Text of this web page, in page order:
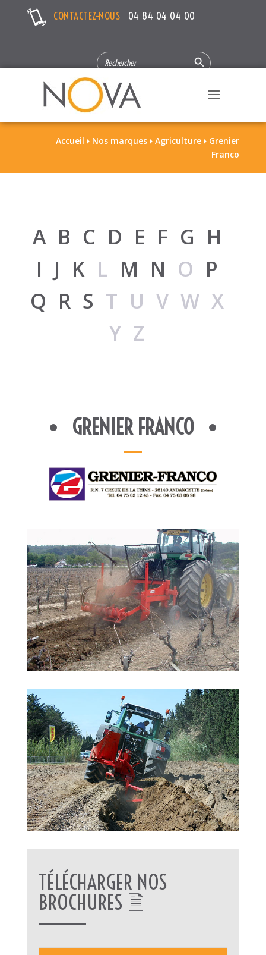
CONTACTEZ-NOUS 04 84 04 04 00
SEARCH
FOR:
Search Button
Accueil  Nos marques  Agriculture  Grenier
Franco
A B C D E F G H
I J K L M N O P
Q R S TUVWX
YZ
GRENIER FRANCO
TÉLÉCHARGER NOS
BROCHURES 🗎